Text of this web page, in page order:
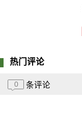
热门评论
0 条评论